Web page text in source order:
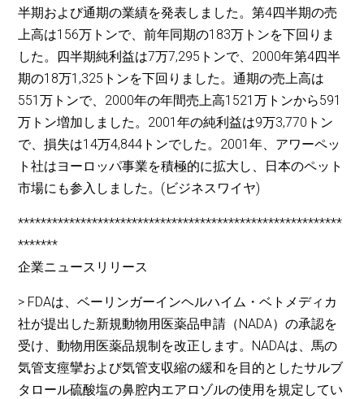
半期および通期の業績を発表しました。第4四半期の売
上高は156万トンで、前年同期の183万トンを下回りま
した。四半期純利益は7万7,295トンで、2000年第4四半
期の18万1,325トンを下回りました。通期の売上高は
551万トンで、2000年の年間売上高1521万トンから591
万トン増加しました。2001年の純利益は9万3,770トン
で、損失は14万4,844トンでした。2001年、アワーペッ
ト社はヨーロッパ事業を積極的に拡大し、日本のペット
市場にも参入しました。(ビジネスワイヤ)
*********************************************************
*******
企業ニュースリリース
> FDAは、ベーリンガーインヘルハイム・ベトメディカ
社が提出した新規動物用医薬品申請（NADA）の承認を
受け、動物用医薬品規制を改正します。NADAは、馬の
気管支痙攣および気管支収縮の緩和を目的としたサルブ
タロール硫酸塩の鼻腔内エアロゾルの使用を規定してい